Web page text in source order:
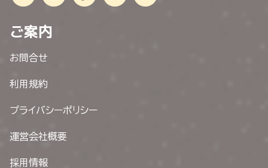
ご案内
お問合せ
利用規約
プライバシーポリシー
運営会社概要
採用情報